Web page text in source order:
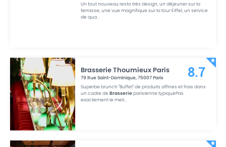
Un tout nouveau resto très design, un déjeuner sur la
terrasse, une vue magnifique sur la tour Eiffel, un service
de qua...
Brasserie Thoumieux Paris
79 Rue Saint-Dominique,75007Paris
Superbe brunch "Buffet" de produits affines et frais dans
un cadre deBrasserieparisienne typiquePas
exactement le meil...
8.7